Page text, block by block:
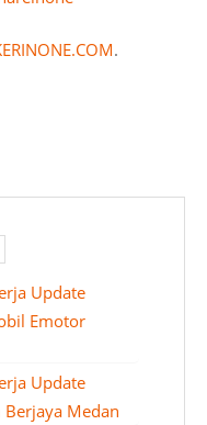
.
Update
Emotor
Update
Berjaya Medan